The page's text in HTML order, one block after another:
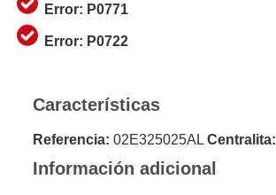
Error: P0771
Error: P0722
Características
Referencia: 02E325025AL Centralita:
Información adicional